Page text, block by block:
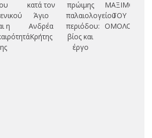
η
κατά τον
Άγιο
Ανδρέα
Κρήτης
πρώιμης
παλαιολογείου
περιόδου:
βίος και
έργο
ΜΑΞΙΜΟΥ
ΤΟΥ
ΟΜΟΛΟΓΗΤΗ